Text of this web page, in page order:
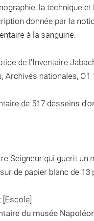
la technique
donnée par la
à la sanguine.
de l'Inventaire
Archives nationales, O1
de 517 desseins
Seigneur qui guerit un
de papier blanc de
[Escole]
du musée